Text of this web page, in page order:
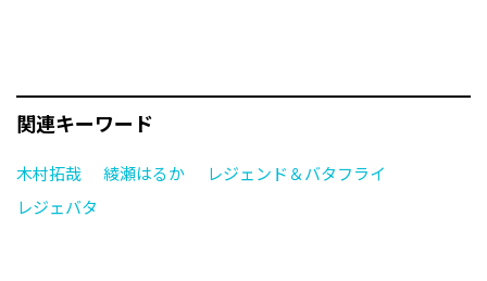
関連キーワード
木村拓哉 綾瀬はるか
レジェンド＆バタフライ
レジェバタ